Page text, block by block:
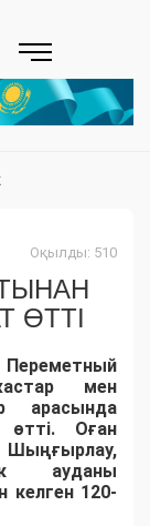
Оқылды: 510
ӨТТІ
мен
арасында
Оған
ауданы
келген 120-